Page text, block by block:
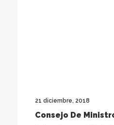
21 diciembre, 2018
Consejo De